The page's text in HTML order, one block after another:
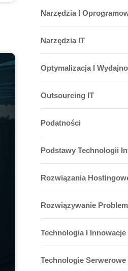
Narzędzia I
Narzędzia IT
Optymalizacja I
Outsourcing IT
Podatności
Podstawy Technologii
Rozwiązania
Rozwiązywanie
Technologia I Innowacje
Technologie Serwerowe